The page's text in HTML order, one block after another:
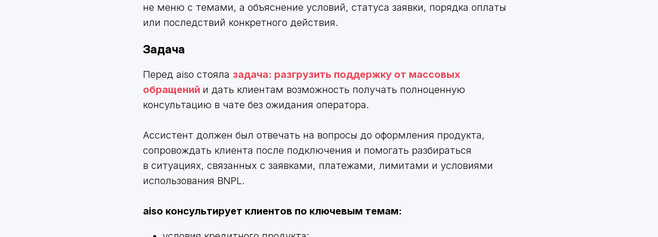
не меню с темами, а объяснение условий, статуса заявки, порядка оплаты
или последствий конкретного действия.
Задача
Перед aiso стояла задача: разгрузить поддержку от массовых
обращений и дать клиентам возможность получать полноценную
консультацию в чате без ожидания оператора.
Ассистент должен был отвечать на вопросы до оформления продукта,
сопровождать клиента после подключения и помогать разбираться
в ситуациях, связанных с заявками, платежами, лимитами и условиями
использования BNPL.
aiso консультирует клиентов по ключевым темам: